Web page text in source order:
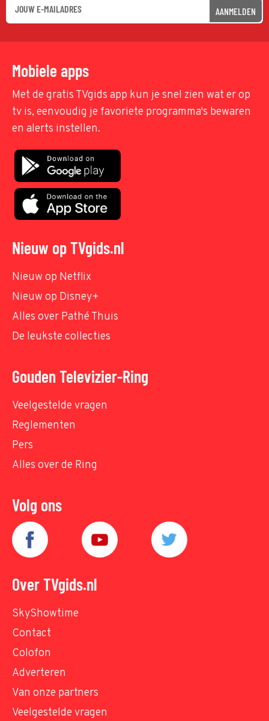
AANMELDEN
Mobiele apps
Met de gratis TVgids app kun je snel zien wat er op
tv is, eenvoudig je favoriete programma's bewaren
en alerts instellen.
Nieuw op TVgids.nl
Nieuw op Netflix
Nieuw op Disney+
Alles over Pathé Thuis
De leukste collecties
Gouden Televizier-Ring
Veelgestelde vragen
Reglementen
Pers
Alles over de Ring
Volg ons
Over TVgids.nl
SkyShowtime
Contact
Colofon
Adverteren
Van onze partners
Veelgestelde vragen